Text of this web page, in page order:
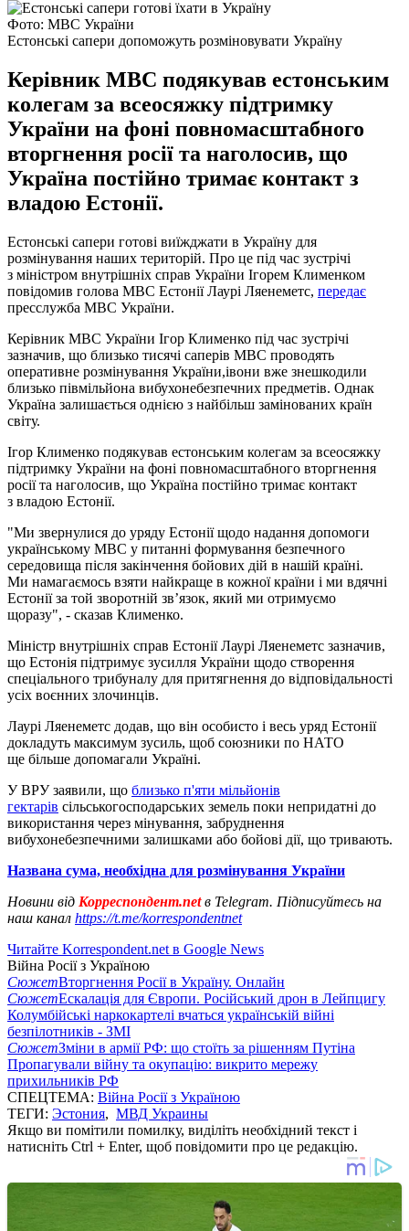
Фото: МВС України
Естонські сапери допоможуть розміновувати Україну
Керівник МВС подякував естонським
колегам за всеосяжку підтримку
України на фоні повномасштабного
вторгнення росії та наголосив, що
Україна постійно тримає контакт з
владою Естонії.
Естонські сапери готові виїжджати в Україну для
розмінування наших територій. Про це під час зустрічі
з міністром внутрішніх справ України Ігорем Клименком
повідомив голова МВС Естонії Лаурі Ляенеметс, передає
пресслужба МВС України.
Керівник МВС України Ігор Клименко під час зустрічі
зазначив, що близько тисячі саперів МВС проводять
оперативне розмінування України,івони вже знешкодили
близько півмільйона вибухонебезпечних предметів. Однак
Україна залишається однією з найбільш замінованих країн
світу.
Ігор Клименко подякував естонським колегам за всеосяжку
підтримку України на фоні повномасштабного вторгнення
росії та наголосив, що Україна постійно тримає контакт
з владою Естонії.
"Ми звернулися до уряду Естонії щодо надання допомоги
українському МВС у питанні формування безпечного
середовища після закінчення бойових дій в нашій країні.
Ми намагаємось взяти найкраще в кожної країни і ми вдячні
Естонії за той зворотній зв’язок, який ми отримуємо
щоразу", - сказав Клименко.
Міністр внутрішніх справ Естонії Лаурі Ляенеметс зазначив,
що Естонія підтримує зусилля України щодо створення
спеціального трибуналу для притягнення до відповідальності
усіх воєнних злочинців.
Лаурі Ляенеметс додав, що він особисто і весь уряд Естонії
докладуть максимум зусиль, щоб союзники по НАТО
ще більше допомагали Україні.
У ВРУ заявили, що близько п'яти мільйонів
гектарів сільськогосподарських земель поки непридатні до
використання через мінування, забруднення
вибухонебезпечними залишками або бойові дії, що тривають.
Названа сума, необхідна для розмінування України
Новини від Корреспондент.netв Telegram. Підписуйтесь на
наш канал https://t.me/korrespondentnet
Читайте Korrespondent.net в Google News
Війна Росії з Україною
СюжетВторгнення Росії в Україну. Онлайн
СюжетЕскалація для Європи. Російський дрон в Лейпцигу
Колумбійські наркокартелі вчаться українській війні
безпілотників - ЗМІ
СюжетЗміни в армії РФ: що стоїть за рішенням Путіна
Пропагували війну та окупацію: викрито мережу
прихильників РФ
СПЕЦТЕМА: Війна Росії з Україною
ТЕГИ: Эстония, МВД Украины
Якщо ви помітили помилку, виділіть необхідний текст і
натисніть Ctrl + Enter, щоб повідомити про це редакцію.